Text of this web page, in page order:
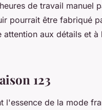
de travail manuel
pourrait être fabriqué
aux détails et à
123
l'essence de la mode